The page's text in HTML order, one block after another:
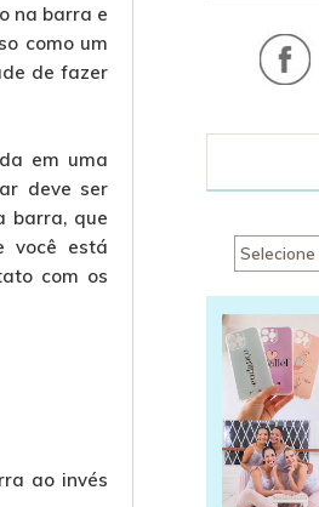
na barra e
como um
de fazer
em uma
deve ser
barra, que
você está
com os
ao invés